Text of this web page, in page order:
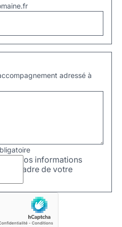
adressé à
que vos informations
le cadre de votre